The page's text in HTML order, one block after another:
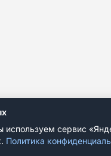
используем сервис
Политика